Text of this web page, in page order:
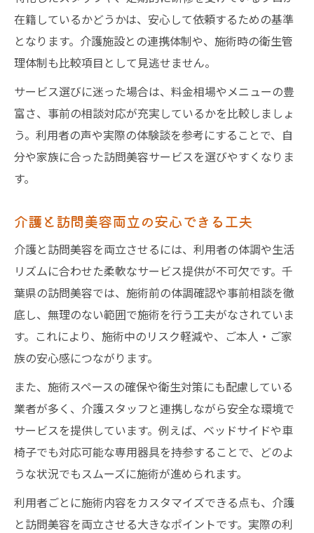
在籍しているかどうかは、安心して依頼するための基準
となります。介護施設との連携体制や、施術時の衛生管
理体制も比較項目として見逃せません。
サービス選びに迷った場合は、料金相場やメニューの豊
富さ、事前の相談対応が充実しているかを比較しましょ
う。利用者の声や実際の体験談を参考にすることで、自
分や家族に合った訪問美容サービスを選びやすくなりま
す。
介護と訪問美容両立の安心できる工夫
介護と訪問美容を両立させるには、利用者の体調や生活
リズムに合わせた柔軟なサービス提供が不可欠です。千
葉県の訪問美容では、施術前の体調確認や事前相談を徹
底し、無理のない範囲で施術を行う工夫がなされていま
す。これにより、施術中のリスク軽減や、ご本人・ご家
族の安心感につながります。
また、施術スペースの確保や衛生対策にも配慮している
業者が多く、介護スタッフと連携しながら安全な環境で
サービスを提供しています。例えば、ベッドサイドや車
椅子でも対応可能な専用器具を持参することで、どのよ
うな状況でもスムーズに施術が進められます。
利用者ごとに施術内容をカスタマイズできる点も、介護
と訪問美容を両立させる大きなポイントです。実際の利